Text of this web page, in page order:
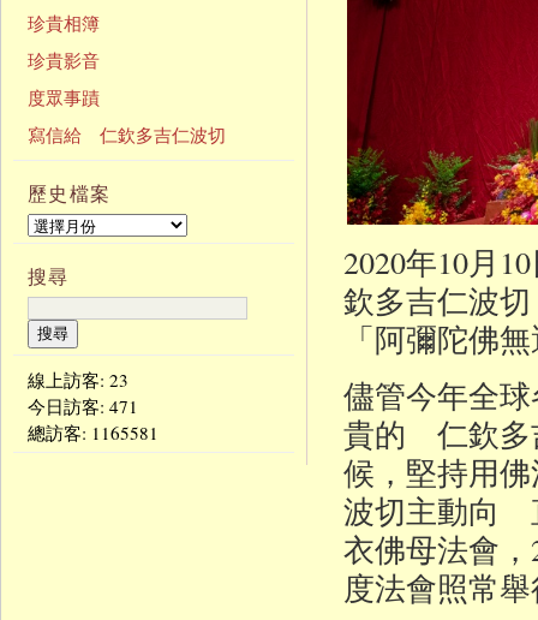
2020年10月
欽多吉仁波
「阿彌陀佛
儘管今年全
貴的 仁欽多
候，堅持用
波切主動向
衣佛母法會
度法會照常
珍貴相簿
珍貴影音
度眾事蹟
寫信給 仁欽多吉仁波切
歷史檔案
搜尋
線上訪客: 23
今日訪客: 471
總訪客: 1165581